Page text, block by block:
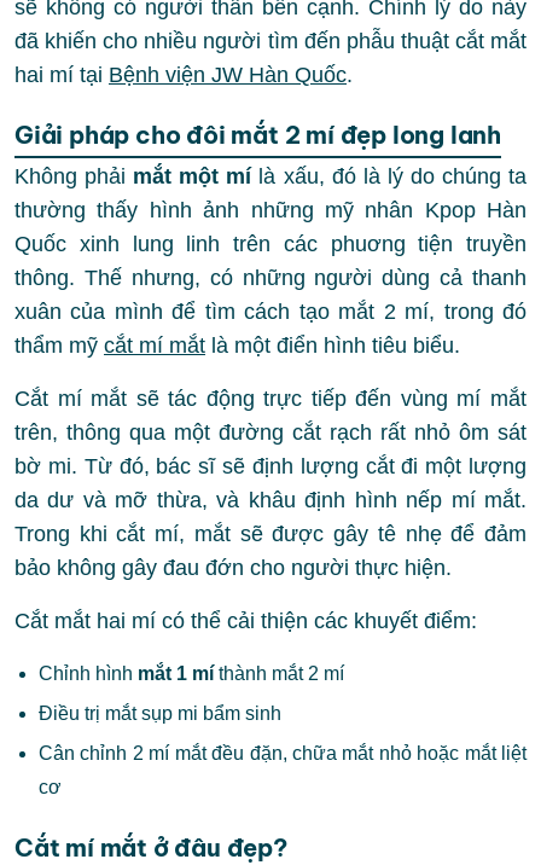
sẽ không có người thân bên cạnh. Chính lý do này
đã khiến cho nhiều người tìm đến phẫu thuật cắt mắt
hai mí tại Bệnh viện JW Hàn Quốc.
Giải pháp cho đôi mắt 2 mí đẹp long lanh
Không phải mắt một mí là xấu, đó là lý do chúng ta
thường thấy hình ảnh những mỹ nhân Kpop Hàn
Quốc xinh lung linh trên các phuơng tiện truyền
thông. Thế nhưng, có những người dùng cả thanh
xuân của mình để tìm cách tạo mắt 2 mí, trong đó
thẩm mỹ cắt mí mắt là một điển hình tiêu biểu.
Cắt mí mắt sẽ tác động trực tiếp đến vùng mí mắt
trên, thông qua một đường cắt rạch rất nhỏ ôm sát
bờ mi. Từ đó, bác sĩ sẽ định lượng cắt đi một lượng
da dư và mỡ thừa, và khâu định hình nếp mí mắt.
Trong khi cắt mí, mắt sẽ được gây tê nhẹ để đảm
bảo không gây đau đớn cho người thực hiện.
Cắt mắt hai mí có thể cải thiện các khuyết điểm:
Chỉnh hình mắt 1 mí thành mắt 2 mí
Điều trị mắt sụp mi bẩm sinh
Cân chỉnh 2 mí mắt đều đặn, chữa mắt nhỏ hoặc mắt liệt
cơ
Cắt mí mắt ở đâu đẹp?